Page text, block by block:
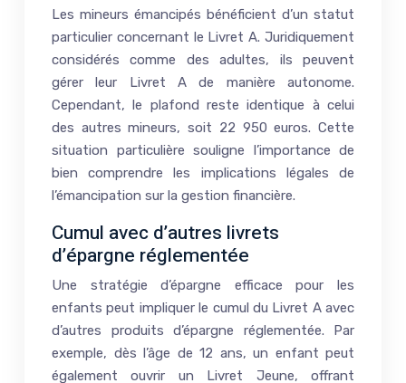
Les mineurs émancipés bénéficient d’un statut
particulier concernant le Livret A. Juridiquement
considérés comme des adultes, ils peuvent
gérer leur Livret A de manière autonome.
Cependant, le plafond reste identique à celui
des autres mineurs, soit 22 950 euros. Cette
situation particulière souligne l’importance de
bien comprendre les implications légales de
l’émancipation sur la gestion financière.
Cumul avec d’autres livrets
d’épargne réglementée
Une stratégie d’épargne efficace pour les
enfants peut impliquer le cumul du Livret A avec
d’autres produits d’épargne réglementée. Par
exemple, dès l’âge de 12 ans, un enfant peut
également ouvrir un Livret Jeune, offrant